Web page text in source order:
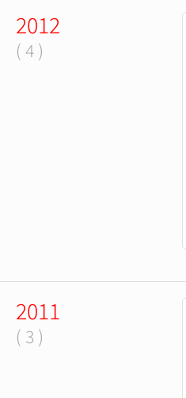
2012
( 4 )
2011
( 3 )